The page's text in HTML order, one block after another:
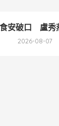
安破口 盧秀
2026-08-07